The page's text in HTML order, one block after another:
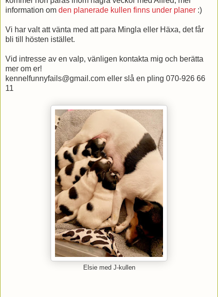
information om den planerade kullen finns under planer :)
Vi har valt att vänta med att para Mingla eller Häxa, det får
bli till hösten istället.
Vid intresse av en valp, vänligen kontakta mig och berätta
mer om er!
kennelfunnyfails@gmail.com eller slå en pling 070-926 66
11
Elsie med J-kullen